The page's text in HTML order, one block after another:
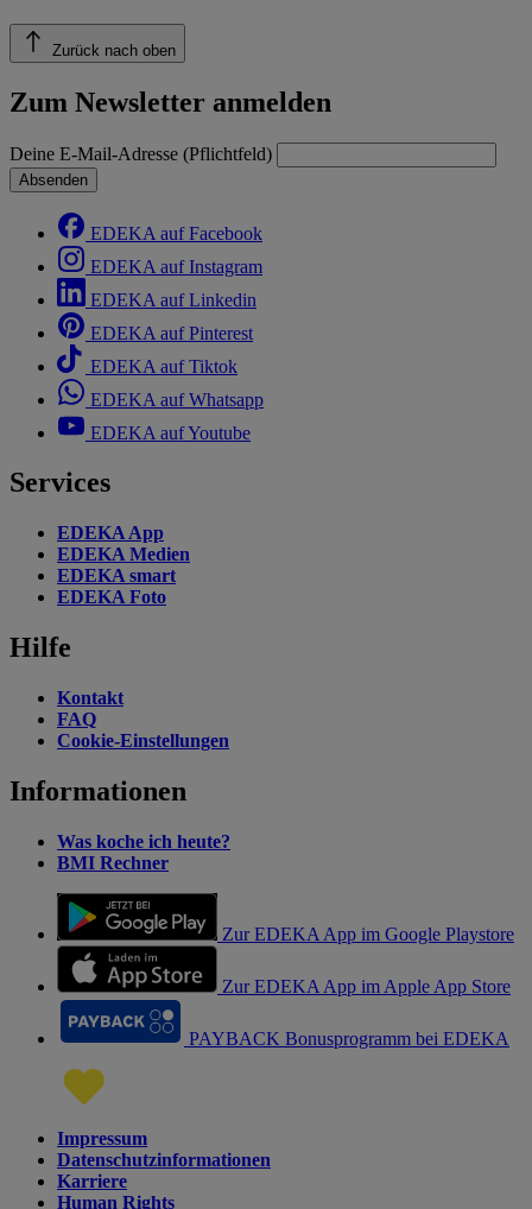
Zurück nach oben
Zum Newsletter anmelden
Deine E-Mail-Adresse (Pflichtfeld)
Absenden
EDEKA auf Facebook
EDEKA auf Instagram
EDEKA auf Linkedin
EDEKA auf Pinterest
EDEKA auf Tiktok
EDEKA auf Whatsapp
EDEKA auf Youtube
Services
EDEKA App
EDEKA Medien
EDEKA smart
EDEKA Foto
Hilfe
Kontakt
FAQ
Cookie-Einstellungen
Informationen
Was koche ich heute?
BMI Rechner
Zur EDEKA App im Google Playstore
Zur EDEKA App im Apple App Store
PAYBACK Bonusprogramm bei EDEKA
Impressum
Datenschutzinformationen
Karriere
Human Rights